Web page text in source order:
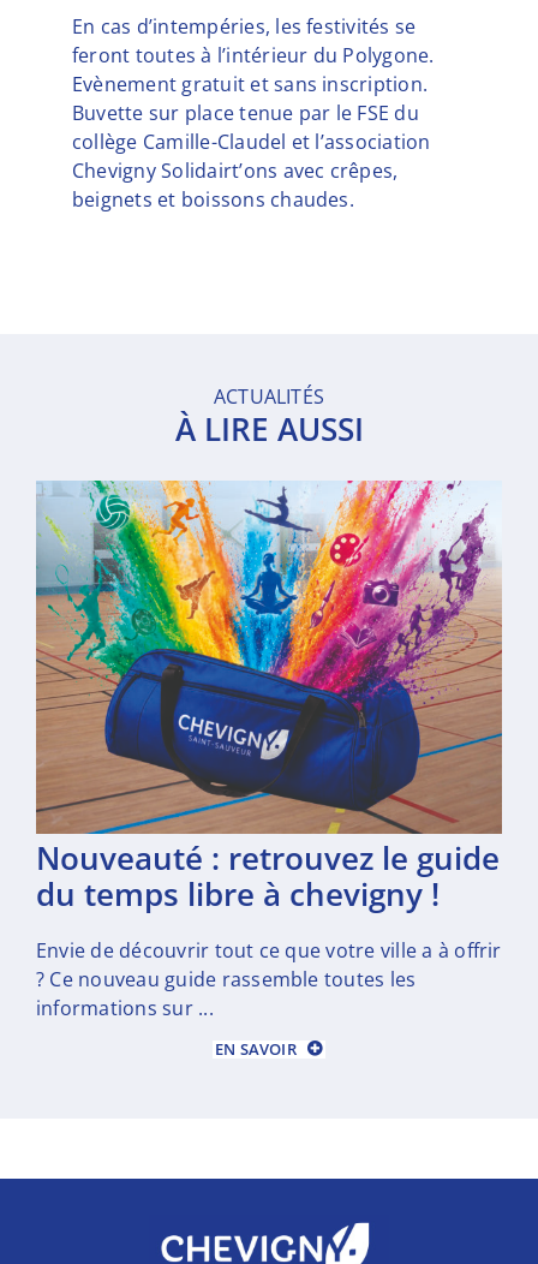
En cas d’intempéries, les festivités se
feront toutes à l’intérieur du Polygone.
Evènement gratuit et sans inscription.
Buvette sur place tenue par le FSE du
collège Camille-Claudel et l’association
Chevigny Solidairt’ons avec crêpes,
beignets et boissons chaudes.
ACTUALITÉS
À LIRE AUSSI
nouveauté : retrouvez le guide
du temps libre à chevigny !
Envie de découvrir tout ce que votre ville a à offrir
? Ce nouveau guide rassemble toutes les
informations sur ...
EN SAVOIR